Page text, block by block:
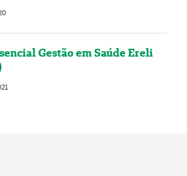
Gestão em Saúde Ereli